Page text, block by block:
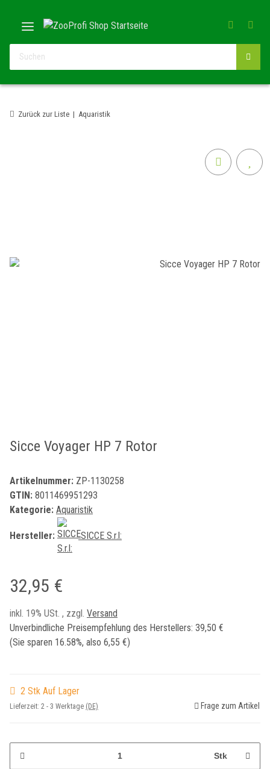
Zurück zur Liste Aquaristik
Sicce Voyager HP 7 Rotor
Artikelnummer: ZP-1130258
GTIN: 8011469951293
Kategorie: Aquaristik
Hersteller: SICCE S.r.l:
32,95 €
inkl. 19% USt. , zzgl. Versand
Unverbindliche Preisempfehlung des Herstellers: 39,50 €
(Sie sparen 16.58%, also 6,55 €)
2 Stk Auf Lager
Lieferzeit: 2 - 3 Werktage (DE) Frage zum Artikel
Stk